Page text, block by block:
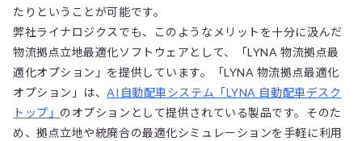
たりということが可能です。
弊社ライナロジクスでも、このようなメリットを十分に汲んだ
物流拠点立地最適化ソフトウェアとして、「LYNA 物流拠点最
適化オプション」を提供しています。「LYNA 物流拠点最適化
オプション」は、AI自動配車システム「LYNA 自動配車デスク
トップ」 のオプションとして提供されている製品です。そのた
め、拠点立地や統廃合の最適化シミュレーションを手軽に利用